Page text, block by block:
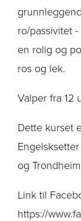
ro/passivitet
en rolig og
ros og lek.
Valper fra 12
Dette kurset
og
Link til
https://